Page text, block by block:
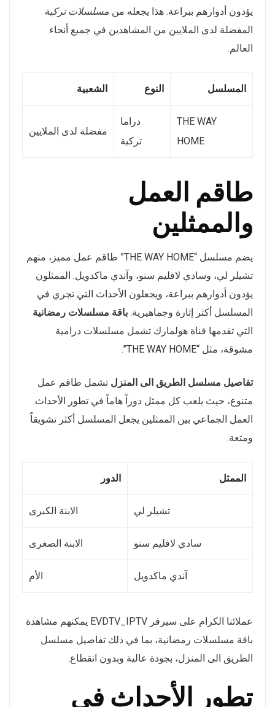
يؤدون أدوارهم ببراعة. هذا يجعله من مسلسلات تركية
المفضلة لدى الملايين من المشاهدين في جميع أنحاء
العالم.
المسلسل النوع الشعبية
THE WAY
HOME
دراما
تركية
مفضلة لدى الملايين
طاقم العمل
والممثلين
يضم مسلسل “THE WAY HOME” طاقم عمل مميز، منهم
تشيلر لي، وسادي لافليم سنو، وآندي ماكدويل. الممثلون
يؤدون أدوارهم ببراعة، ويجعلون الأحداث التي تجري في
المسلسل أكثر إثارة وجماهيرية. باقة مسلسلات رمضانية
التي تقدمها قناة هولمارك تشمل مسلسلات درامية
مشوقة، مثل “THE WAY HOME”.
تفاصيل مسلسل الطريق الى المنزل تشمل طاقم عمل
متنوع، حيث يلعب كل ممثل دوراً هاماً في تطور الأحداث.
العمل الجماعي بين الممثلين يجعل المسلسل أكثر تشويقاً
ومتعة.
الممثل الدور
تشيلر لي الابنة الكبرى
سادي لافليم سنو الابنة الصغرى
آندي ماكدويل الأم
عملائنا الكرام على سيرفر EVDTV_IPTV يمكنهم مشاهدة
باقة مسلسلات رمضانية، بما في ذلك تفاصيل مسلسل
الطريق الى المنزل، بجودة عالية وبدون انقطاع.
تطور الأحداث في